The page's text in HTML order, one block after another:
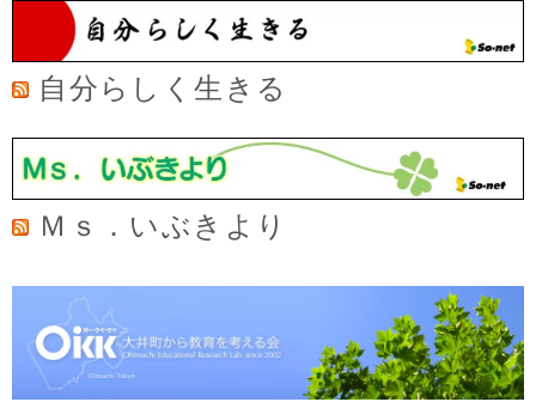
自分らしく生きる
Ｍｓ．いぶきより